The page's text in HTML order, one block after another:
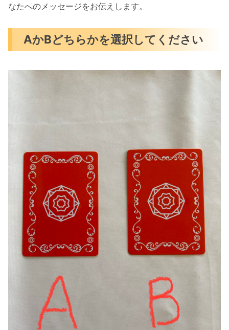
なたへのメッセージをお伝えします。
AかBどちらかを選択してください